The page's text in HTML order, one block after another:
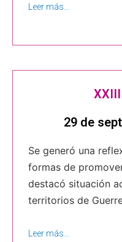
Leer más…
29 de
Se generó una
formas de
destacó situación
territorios de
Leer más…